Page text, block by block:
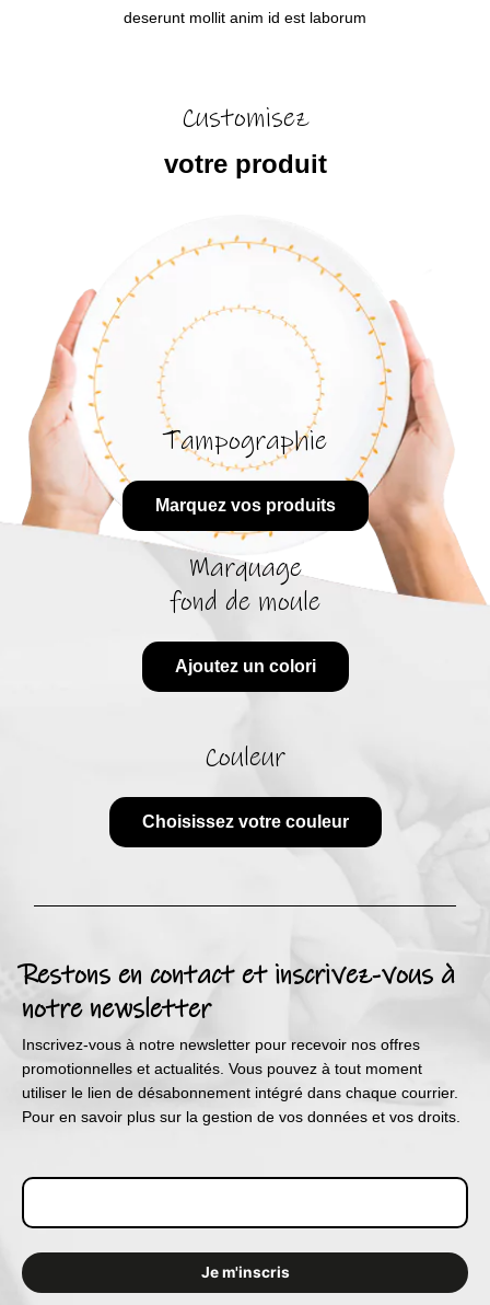
deserunt mollit anim id est laborum
Customisez
votre produit
Tampographie
Marquez vos produits
Marquage
fond de moule
Ajoutez un colori
Couleur
Choisissez votre couleur
Restons en contact et inscrivez-vous à
notre newsletter
Inscrivez-vous à notre newsletter pour recevoir nos offres
promotionnelles et actualités. Vous pouvez à tout moment
utiliser le lien de désabonnement intégré dans chaque courrier.
Pour en savoir plus sur la gestion de vos données et vos droits.